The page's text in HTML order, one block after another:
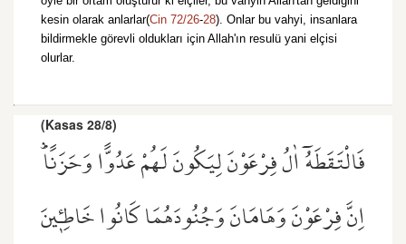
kesin olarak anlarlar(Cin 72/26-28). Onlar bu vahyi, insanlara
bildirmekle görevli oldukları için Allah'ın resulü yani elçisi
olurlar.
(Kasas 28/8)
فَالْتَقَطَهُٓ اٰلُ فِرْعَوْنَ لِيَكُونَ لَهُمْ عَدُوًّا وَحَزَنًاۜ
اِنَّ فِرْعَوْنَ وَهَامَانَ وَجُنُودَهُمَا كَانُوا خَاطِـ۪ٔينَ